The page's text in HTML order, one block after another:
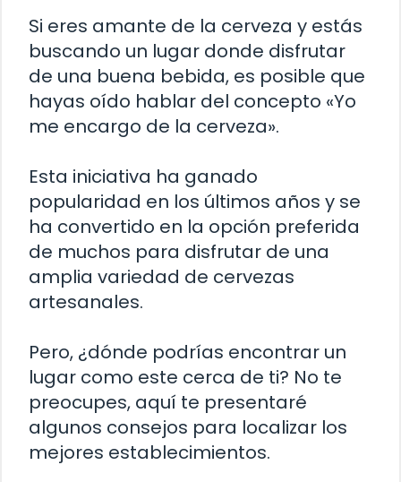
Si eres amante de la cerveza y estás
buscando un lugar donde disfrutar
de una buena bebida, es posible que
hayas oído hablar del concepto «Yo
me encargo de la cerveza».
Esta iniciativa ha ganado
popularidad en los últimos años y se
ha convertido en la opción preferida
de muchos para disfrutar de una
amplia variedad de cervezas
artesanales.
Pero, ¿dónde podrías encontrar un
lugar como este cerca de ti? No te
preocupes, aquí te presentaré
algunos consejos para localizar los
mejores establecimientos.